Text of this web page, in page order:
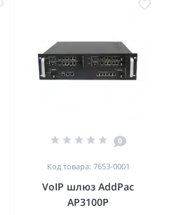
0
Код товара: 7653-0001
VoIP шлюз AddPac
AP3100P